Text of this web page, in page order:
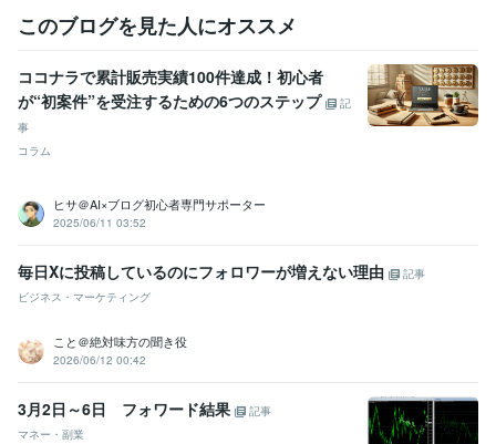
このブログを見た人にオススメ
ココナラで累計販売実績100件達成！初心者
が“初案件”を受注するための6つのステップ
記
事
コラム
ヒサ＠AI×ブログ初心者専門サポーター
2025/06/11 03:52
毎日Xに投稿しているのにフォロワーが増えない理由
記事
ビジネス・マーケティング
こと＠絶対味方の聞き役
2026/06/12 00:42
3月2日～6日 フォワード結果
記事
マネー・副業